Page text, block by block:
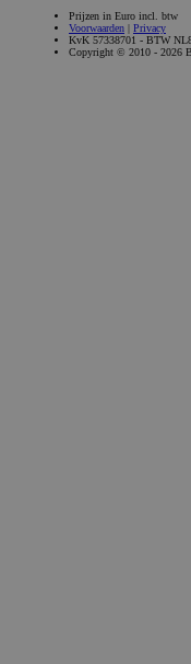
Prijzen in Euro incl. btw
Voorwaarden | Privacy
KvK 57338701 - BTW
Copyright © 2010 - 2026